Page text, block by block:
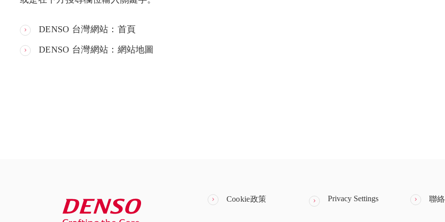
DENSO 台灣網站：首頁
DENSO 台灣網站：網站地圖
Cookie政策 Privacy Settings 聯